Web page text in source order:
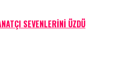
SEVENLERİNİ ÜZDÜ